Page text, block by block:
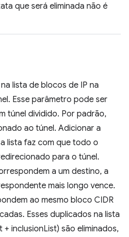
que será eliminada não é
lista de blocos de IP na
Esse parâmetro pode ser
túnel dividido. Por padrão,
ao túnel. Adicionar a
lista faz com que todo o
para o túnel.
a um destino, a
mais longo vence.
ao mesmo bloco CIDR
Esses duplicados na lista
inclusionList) são eliminados,